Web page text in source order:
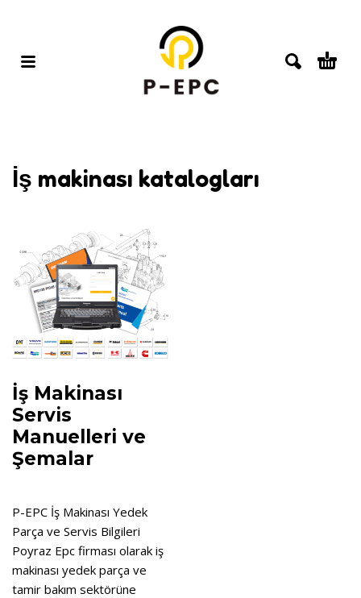
İş makinası katalogları
İş Makinası
Servis
Manuelleri ve
Şemalar
P-EPC İş Makinası Yedek
Parça ve Servis Bilgileri
Poyraz Epc firması olarak iş
makinası yedek parça ve
tamir bakım sektörüne